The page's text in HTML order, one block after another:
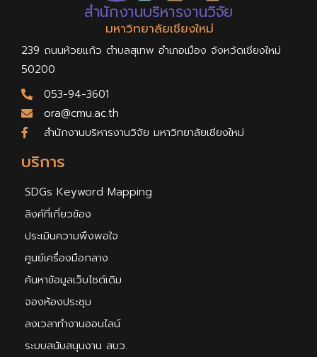
บริการ
SDGs Keyword Mapping
ลิงค์ที่เกี่ยวข้อง
ประเมินความพึงพอใจ
ศูนย์เครื่องมือกลาง
ค้นหาข้อมูลเว็บไซต์เดิม
จองห้องประชุม
ลงเวลาทำงานออนไลน์
ระบบสนับสนุนงาน สบว.
สำนักงานบริหารงานวิจัย
มหาวิทยาลัยเชียงใหม่
239 ถนนห้วยแก้ว ตำบลสุเทพ อำเภอเมือง จังหวัดเชียงใหม่
50200
053-94-3601
ora@cmu.ac.th
สำนักงานบริหารงานวิจัย มหาวิทยาลัยเชียงใหม่